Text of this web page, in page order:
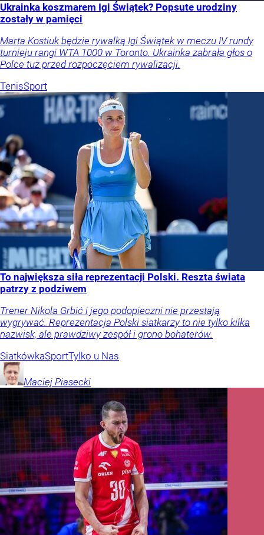
Ukrainka koszmarem Igi Świątek? Popsute urodziny
zostały w pamięci
Marta Kostiuk będzie rywalką Igi Świątek w meczu IV rundy
turnieju rangi WTA 1000 w Toronto. Ukrainka zabrała głos o
Polce tuż przed rozpoczęciem rywalizacji.
TenisSport
To największa siła reprezentacji Polski. Reszta świata
patrzy z podziwem
Trener Nikola Grbić i jego podopieczni nie przestają
wygrywać. Reprezentacja Polski siatkarzy to nie tylko kilka
nazwisk, ale prawdziwy zespół i grono bohaterów.
SiatkówkaSportTylko u Nas
Maciej Piasecki